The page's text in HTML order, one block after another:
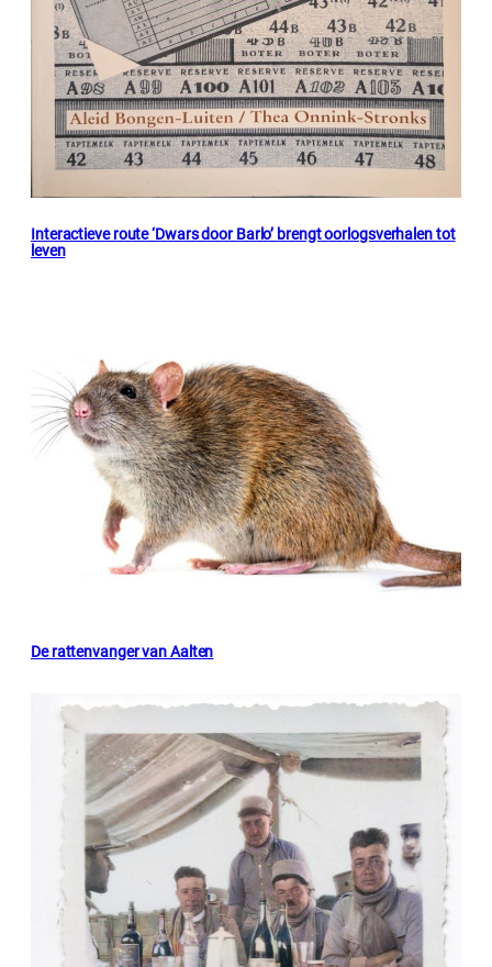
Interactieve route ‘Dwars door Barlo’ brengt oorlogsverhalen tot
leven
De rattenvanger van Aalten